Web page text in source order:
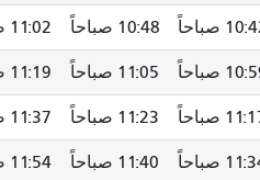
11:02 صباحاً 11:10 صباحاً
11:19 صباحاً 11:27 صباحاً
11:37 صباحاً 11:45 صباحاً
11:54 صباحاً 12:02 مساءً